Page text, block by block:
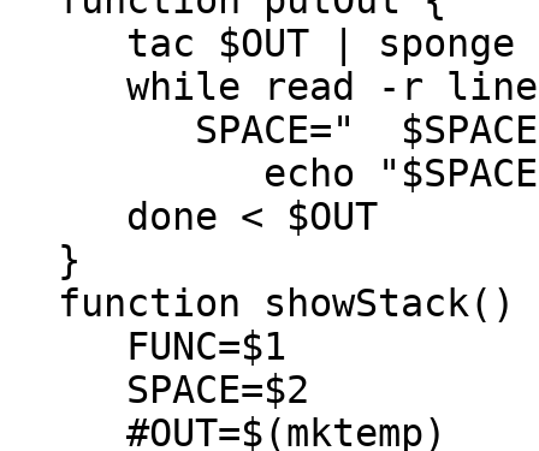
tac $OUT | sponge
while read -r
SPACE="
echo
done < $OUT
}
function showStack()
FUNC=$1
SPACE=$2
#OUT=$(mktemp)